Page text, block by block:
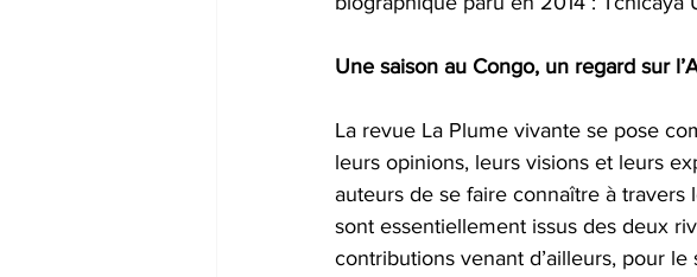
Une saison au Congo, un regard sur
La revue La Plume vivante se pose
leurs opinions, leurs visions et leurs
auteurs de se faire connaître à
sont essentiellement issus des deux
contributions venant d’ailleurs, pour